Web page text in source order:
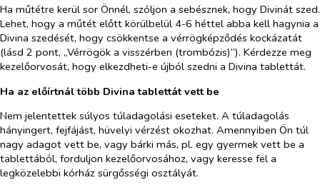
Ha műtétre kerül sor Önnél, szóljon a sebésznek, hogy Divinát szed.
Lehet, hogy a műtét előtt körülbelül 4-6 héttel abba kell hagynia a
Divina szedését, hogy csökkentse a vérrögképződés kockázatát
(lásd 2 pont, „Vérrögök a visszérben (trombózis)”). Kérdezze meg
kezelőorvosát, hogy elkezdheti-e újból szedni a Divina tablettát.
Ha az előírtnál több Divina tablettát vett be
Nem jelentettek súlyos túladagolási eseteket. A túladagolás
hányingert, fejfájást, hüvelyi vérzést okozhat. Amennyiben Ön túl
nagy adagot vett be, vagy bárki más, pl. egy gyermek vett be a
tablettából, forduljon kezelőorvosához, vagy keresse fel a
legközelebbi kórház sürgősségi osztályát.